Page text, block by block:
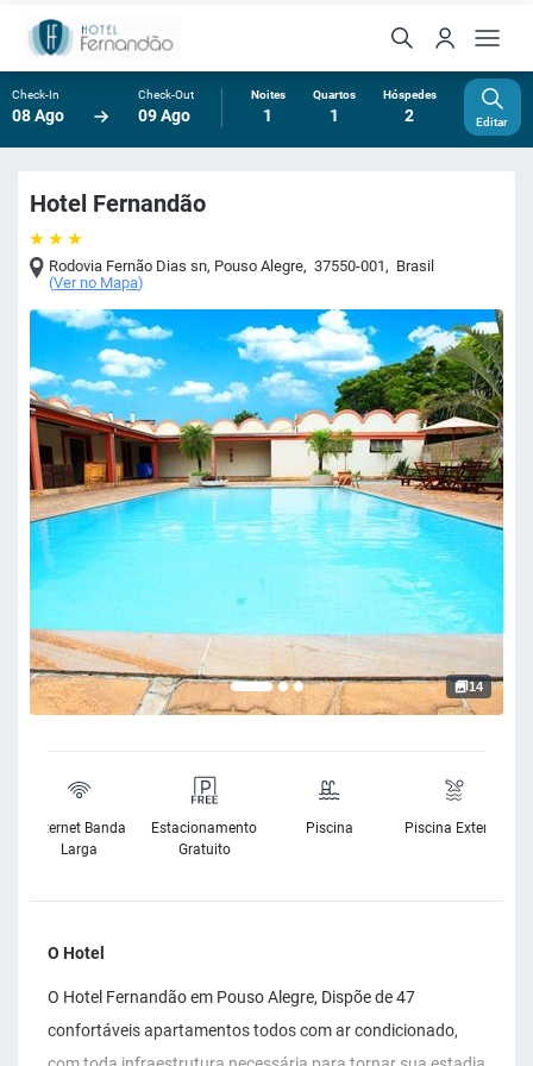
Check-In
08 Ago
Check-Out
09 Ago
Noites
1
Quartos
1
Hóspedes
2 Editar
Hotel Fernandão
Rodovia Fernão Dias sn, Pouso Alegre, 37550-001, Brasil
(Ver no Mapa)
14
Internet Banda
Larga
Estacionamento
Gratuito
Piscina Piscina Exterior
O Hotel
O Hotel Fernandão em Pouso Alegre, Dispõe de 47
confortáveis apartamentos todos com ar condicionado,